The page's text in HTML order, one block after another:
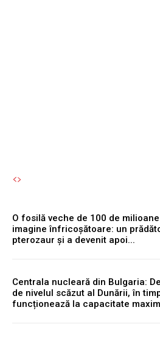
O fosilă veche de 100 de
imagine înfricoșătoare: un
pterozaur și a devenit apoi...
Centrala nucleară din Bulgaria:
de nivelul scăzut al Dunării, în
funcționează la capacitate